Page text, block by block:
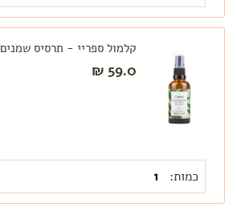
קלמול ספריי - תרסיס
59.0 ₪
כמות: